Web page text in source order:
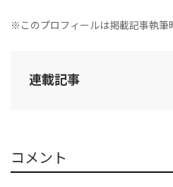
※このプロフィールは掲載記事執筆
連載記事
コメント